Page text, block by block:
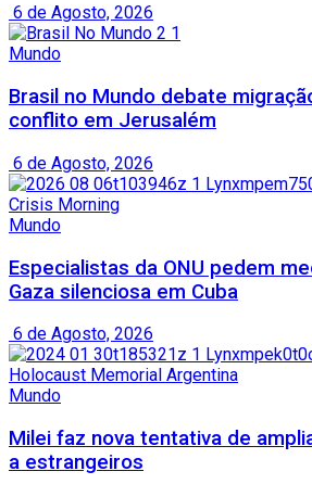
6 de Agosto, 2026
Mundo
Brasil no Mundo debate
conflito em Jerusalém
6 de Agosto, 2026
Mundo
Especialistas da ONU pedem
Gaza silenciosa em Cuba
6 de Agosto, 2026
Mundo
Milei faz nova tentativa de
a estrangeiros